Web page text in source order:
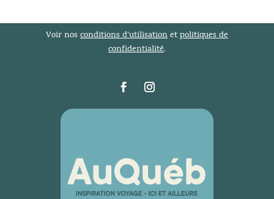
Voir nosconditions d’utilisationetpolitiques de
confidentialité.